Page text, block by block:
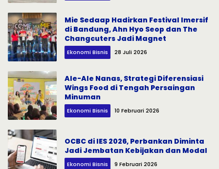
Mie Sedaap Hadirkan Festival Imersif
di Bandung, Ahn Hyo Seop dan The
Changcuters Jadi Magnet
Ekonomi Bisnis 28 Juli 2026
Ale-Ale Nanas, Strategi Diferensiasi
Wings Food di Tengah Persaingan
Minuman
Ekonomi Bisnis 10 Februari 2026
OCBC di IES 2026, Perbankan Diminta
Jadi Jembatan Kebijakan dan Modal
Ekonomi Bisnis 9 Februari 2026